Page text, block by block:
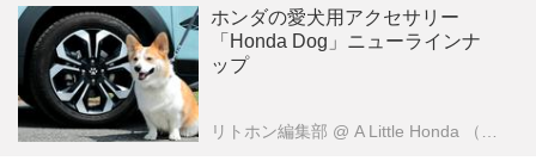
ホンダの愛犬用アクセサリー
「Honda Dog」ニューラインナ
ップ
リトホン編集部 @ A Little Honda （ア・リトル・ホンダ）編集部